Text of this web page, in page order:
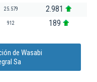
25.579 2.981
912 189
de Wasabi
Sa